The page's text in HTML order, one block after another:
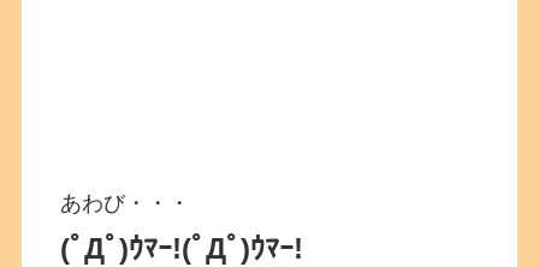
あわび・・・
(ﾟДﾟ)ｳﾏｰ!(ﾟДﾟ)ｳﾏｰ!